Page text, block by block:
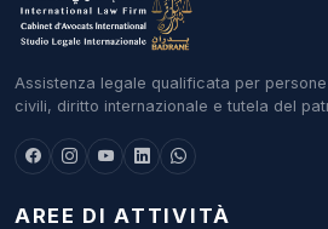
Assistenza legale qualificata per
civili, diritto internazionale e tutela del
AREE DI ATTIVITÀ